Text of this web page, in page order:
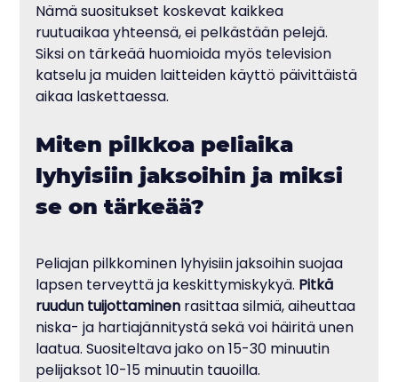
Nämä suositukset koskevat kaikkea
ruutuaikaa yhteensä, ei pelkästään pelejä.
Siksi on tärkeää huomioida myös television
katselu ja muiden laitteiden käyttö päivittäistä
aikaa laskettaessa.
Miten pilkkoa peliaika
lyhyisiin jaksoihin ja miksi
se on tärkeää?
Peliajan pilkkominen lyhyisiin jaksoihin suojaa
lapsen terveyttä ja keskittymiskykyä. Pitkä
ruudun tuijottaminen rasittaa silmiä, aiheuttaa
niska- ja hartiajännitystä sekä voi häiritä unen
laatua. Suositeltava jako on 15-30 minuutin
pelijaksot 10-15 minuutin tauoilla.